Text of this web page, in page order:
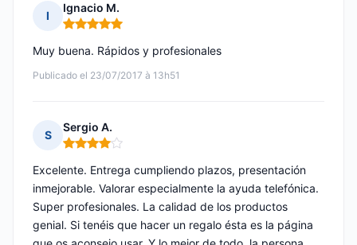
I
Ignacio M.
Nota: 5 de 5
Publicado el 23/07/2017 à 13h51
Muy buena. Rápidos y profesionales
S
Sergio A.
Nota: 4 de 5
Excelente. Entrega cumpliendo plazos, presentación
inmejorable. Valorar especialmente la ayuda telefónica.
Super profesionales. La calidad de los productos
genial. Si tenéis que hacer un regalo ésta es la página